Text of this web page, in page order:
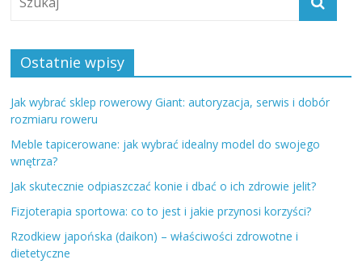
Ostatnie wpisy
Jak wybrać sklep rowerowy Giant: autoryzacja, serwis i dobór
rozmiaru roweru
Meble tapicerowane: jak wybrać idealny model do swojego
wnętrza?
Jak skutecznie odpiaszczać konie i dbać o ich zdrowie jelit?
Fizjoterapia sportowa: co to jest i jakie przynosi korzyści?
Rzodkiew japońska (daikon) – właściwości zdrowotne i
dietetyczne